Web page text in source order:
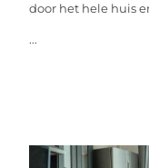
door het hele huis
...